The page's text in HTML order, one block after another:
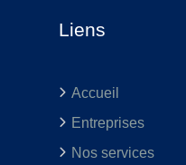
Liens
Accueil
Entreprises
Nos services